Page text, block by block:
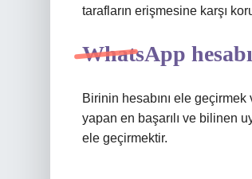
tarafların erişmesine karşı
WhatsApp
Birinin hesabını ele
yapan en başarılı ve bilinen
ele geçirmektir.